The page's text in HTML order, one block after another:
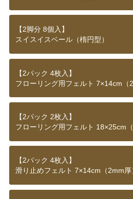
【2脚分 8個入】
スイスイスベール（楕円型）
【2パック 4枚入】
フローリング用フェルト 7×14cm（
【2パック 2枚入】
フローリング用フェルト 18×25cm（
【2パック 4枚入】
滑り止めフェルト 7×14cm（2mm厚